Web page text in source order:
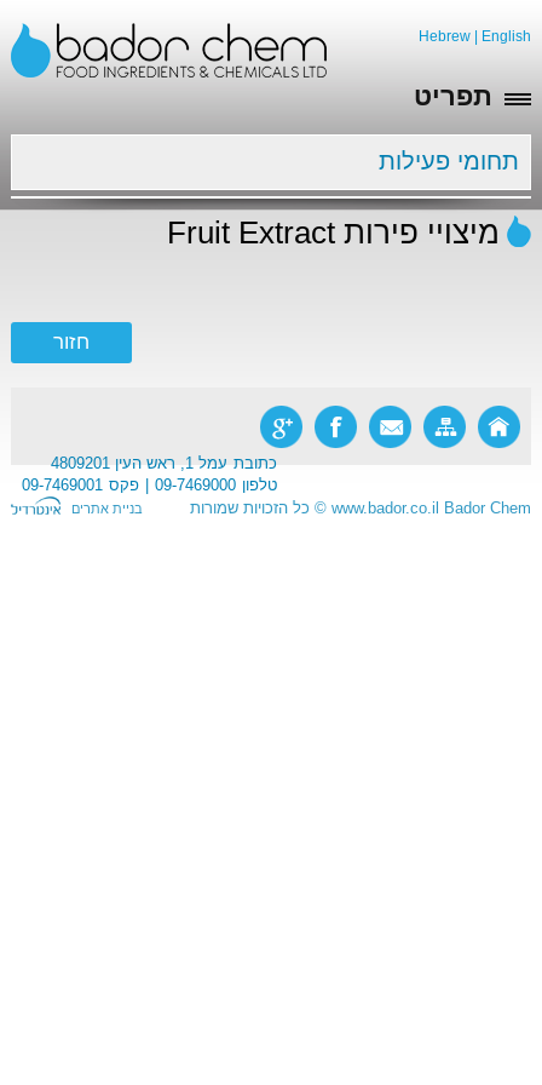
Hebrew English
תפריט
תחומי פעילות
מיצויי פירות Fruit Extract
כתובת עמל 1, ראש העין 4809201
טלפון 09-7469000 פקס 09-7469001
Bador Chem
www.bador.co.il
© כל הזכויות שמורות בניית אתרים